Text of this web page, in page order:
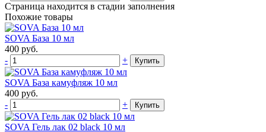
Страница находится в стадии заполнения
Похожие товары
SOVA База 10 мл
400 руб.
-
+ Купить
SOVA База камуфляж 10 мл
400 руб.
-
+ Купить
SOVA Гель лак 02 black 10 мл